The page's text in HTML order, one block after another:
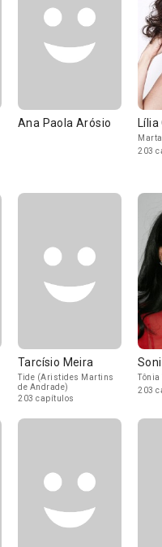
Ana Paola Arósio Lília
203
Tarcísio Meira
Tide (Aristides Martins
de Andrade)
203 capítulos
Tônia
203